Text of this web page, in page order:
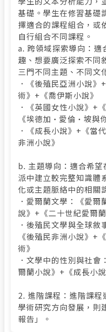
基礎。學生在修習基礎
擇適合的課程組合，或
自行組合不同課程。
a. 跨領域探索導向：適
趣、想要廣泛探索不同
三門不同主題、不同文
．《後殖民亞洲小說
術》+《喬伊斯小說》
．《英國女性小說》+
《埃德加·愛倫·坡與
．《成長小說》+《當
非洲小說》
b. 主題導向：適合希
派中建立較完整知識體
化或主題脈絡中的相關
．愛爾蘭文學：《愛
說》+《二十世紀愛爾蘭
．後殖民文學與全球
《後殖民非洲小說》+
術》
．文學中的性別與社
爾蘭小說》+《成長小說
2. 進階課程：進階課程
學術研究方向發展，則
報告」。